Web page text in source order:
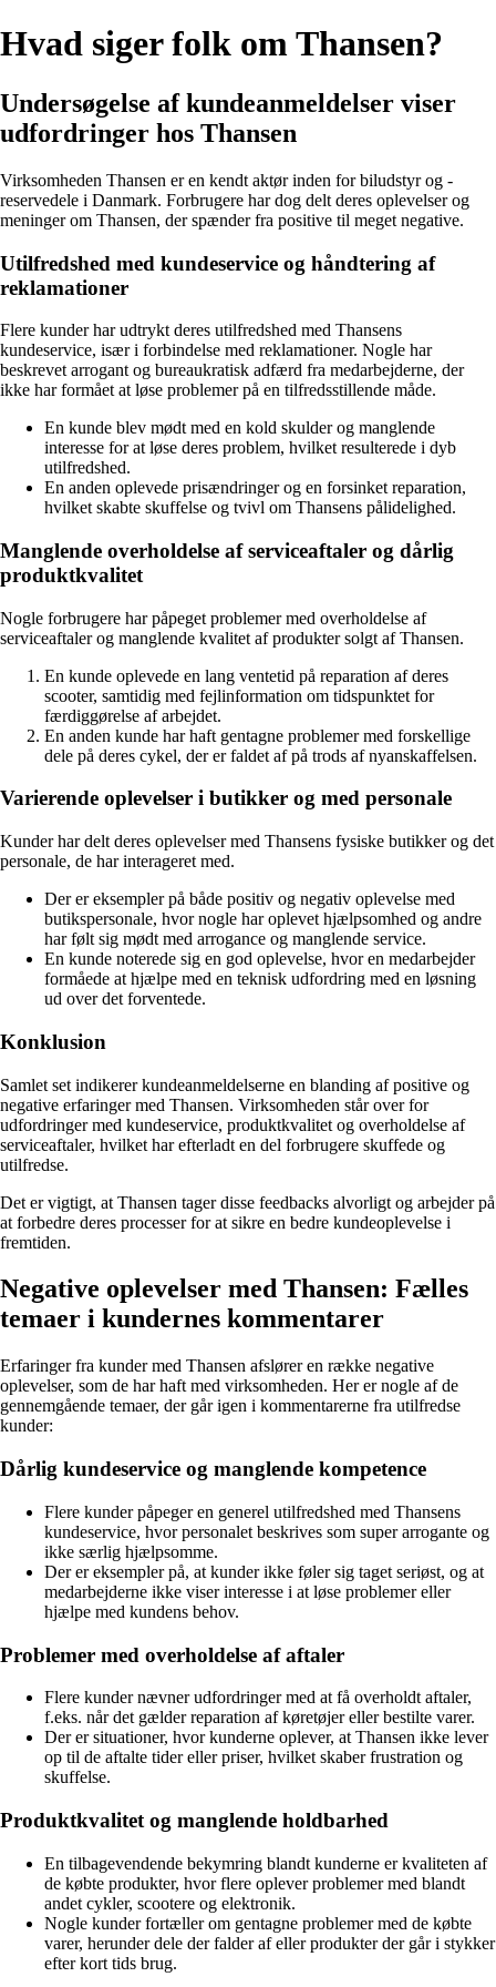
Hvad siger folk om Thansen?
Undersøgelse af kundeanmeldelser viser
udfordringer hos Thansen
Virksomheden Thansen er en kendt aktør inden for biludstyr og -
reservedele i Danmark. Forbrugere har dog delt deres oplevelser og
meninger om Thansen, der spænder fra positive til meget negative.
Utilfredshed med kundeservice og håndtering af
reklamationer
Flere kunder har udtrykt deres utilfredshed med Thansens
kundeservice, især i forbindelse med reklamationer. Nogle har
beskrevet arrogant og bureaukratisk adfærd fra medarbejderne, der
ikke har formået at løse problemer på en tilfredsstillende måde.
En kunde blev mødt med en kold skulder og manglende
interesse for at løse deres problem, hvilket resulterede i dyb
utilfredshed.
En anden oplevede prisændringer og en forsinket reparation,
hvilket skabte skuffelse og tvivl om Thansens pålidelighed.
Manglende overholdelse af serviceaftaler og dårlig
produktkvalitet
Nogle forbrugere har påpeget problemer med overholdelse af
serviceaftaler og manglende kvalitet af produkter solgt af Thansen.
En kunde oplevede en lang ventetid på reparation af deres
scooter, samtidig med fejlinformation om tidspunktet for
færdiggørelse af arbejdet.
En anden kunde har haft gentagne problemer med forskellige
dele på deres cykel, der er faldet af på trods af nyanskaffelsen.
Varierende oplevelser i butikker og med personale
Kunder har delt deres oplevelser med Thansens fysiske butikker og det
personale, de har interageret med.
Der er eksempler på både positiv og negativ oplevelse med
butikspersonale, hvor nogle har oplevet hjælpsomhed og andre
har følt sig mødt med arrogance og manglende service.
En kunde noterede sig en god oplevelse, hvor en medarbejder
formåede at hjælpe med en teknisk udfordring med en løsning
ud over det forventede.
Konklusion
Samlet set indikerer kundeanmeldelserne en blanding af positive og
negative erfaringer med Thansen. Virksomheden står over for
udfordringer med kundeservice, produktkvalitet og overholdelse af
serviceaftaler, hvilket har efterladt en del forbrugere skuffede og
utilfredse.
Det er vigtigt, at Thansen tager disse feedbacks alvorligt og arbejder på
at forbedre deres processer for at sikre en bedre kundeoplevelse i
fremtiden.
Negative oplevelser med Thansen: Fælles
temaer i kundernes kommentarer
Erfaringer fra kunder med Thansen afslører en række negative
oplevelser, som de har haft med virksomheden. Her er nogle af de
gennemgående temaer, der går igen i kommentarerne fra utilfredse
kunder:
Dårlig kundeservice og manglende kompetence
Flere kunder påpeger en generel utilfredshed med Thansens
kundeservice, hvor personalet beskrives som super arrogante og
ikke særlig hjælpsomme.
Der er eksempler på, at kunder ikke føler sig taget seriøst, og at
medarbejderne ikke viser interesse i at løse problemer eller
hjælpe med kundens behov.
Problemer med overholdelse af aftaler
Flere kunder nævner udfordringer med at få overholdt aftaler,
f.eks. når det gælder reparation af køretøjer eller bestilte varer.
Der er situationer, hvor kunderne oplever, at Thansen ikke lever
op til de aftalte tider eller priser, hvilket skaber frustration og
skuffelse.
Produktkvalitet og manglende holdbarhed
En tilbagevendende bekymring blandt kunderne er kvaliteten af
de købte produkter, hvor flere oplever problemer med blandt
andet cykler, scootere og elektronik.
Nogle kunder fortæller om gentagne problemer med de købte
varer, herunder dele der falder af eller produkter der går i stykker
efter kort tids brug.